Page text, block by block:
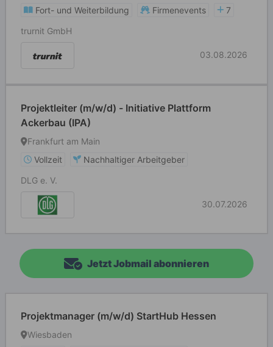
Fort- und Weiterbildung
Firmenevents
7
trurnit GmbH
03.08.2026
Projektleiter (m/w/d) - Initiative Plattform
Ackerbau (IPA)
Frankfurt am Main
Vollzeit
Nachhaltiger Arbeitgeber
DLG e. V.
30.07.2026
Jetzt Jobmail abonnieren
Projektmanager (m/w/d) StartHub Hessen
Wiesbaden